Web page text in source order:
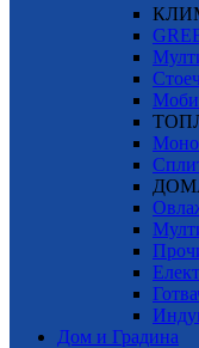
Дом и Градина